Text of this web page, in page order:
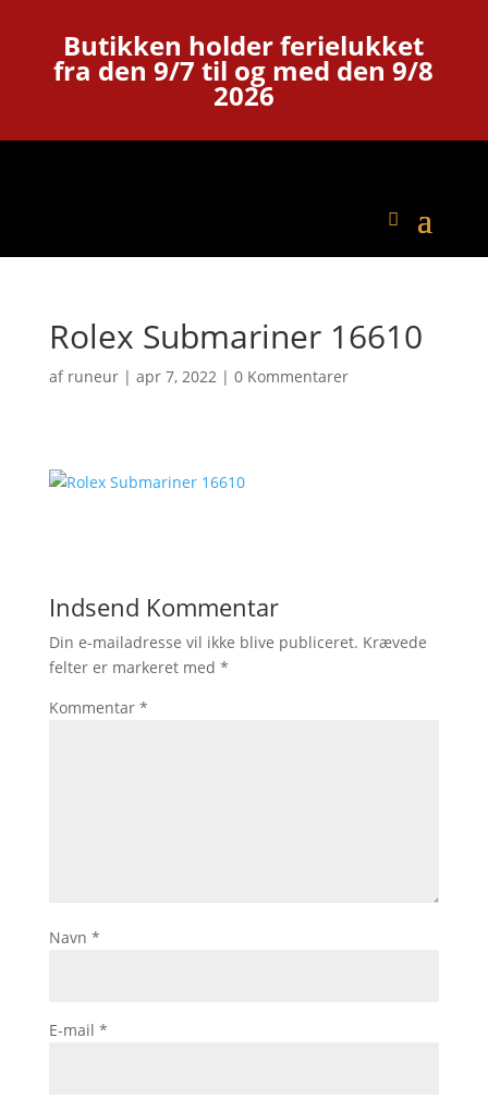
Butikken holder ferielukket
fra den 9/7 til og med den 9/8
2026
Rolex Submariner 16610
af runeur| apr 7, 2022| 0 Kommentarer
Indsend Kommentar
Din e-mailadresse vil ikke blive publiceret. Krævede
felter er markeret med *
Kommentar *
Navn *
E-mail *